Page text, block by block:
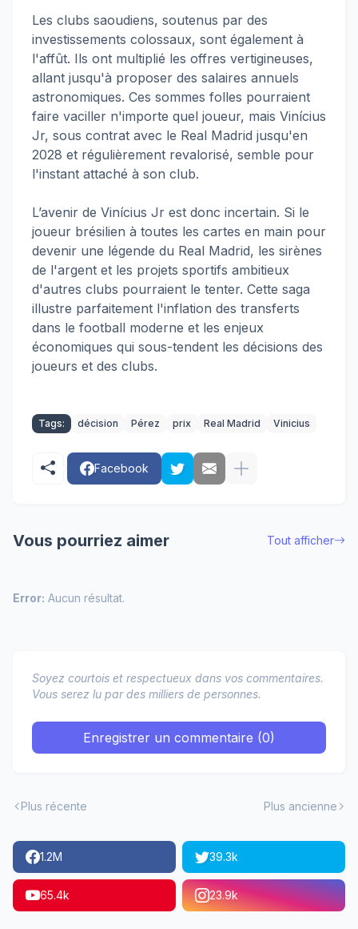
Les clubs saoudiens, soutenus par des
investissements colossaux, sont également à
l'affût. Ils ont multiplié les offres vertigineuses,
allant jusqu'à proposer des salaires annuels
astronomiques. Ces sommes folles pourraient
faire vaciller n'importe quel joueur, mais Vinícius
Jr, sous contrat avec le Real Madrid jusqu'en
2028 et régulièrement revalorisé, semble pour
l'instant attaché à son club.
L’avenir de Vinícius Jr est donc incertain. Si le
joueur brésilien à toutes les cartes en main pour
devenir une légende du Real Madrid, les sirènes
de l'argent et les projets sportifs ambitieux
d'autres clubs pourraient le tenter. Cette saga
illustre parfaitement l'inflation des transferts
dans le football moderne et les enjeux
économiques qui sous-tendent les décisions des
joueurs et des clubs.
Tags: décision Pérez prix Real Madrid Vinicius
Facebook
Vous pourriez aimer Tout afficher
Error: Aucun résultat.
Soyez courtois et respectueux dans vos commentaires.
Vous serez lu par des milliers de personnes.
Enregistrer un commentaire (0)
Plus récente Plus ancienne
1.2M 39.3k
65.4k 23.9k